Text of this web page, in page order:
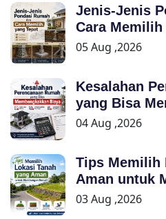
Jenis-Jenis
Cara Memilih
05 Aug ,2026
Kesalahan
yang Bisa
04 Aug ,2026
Tips Memilih
Aman untuk
03 Aug ,2026